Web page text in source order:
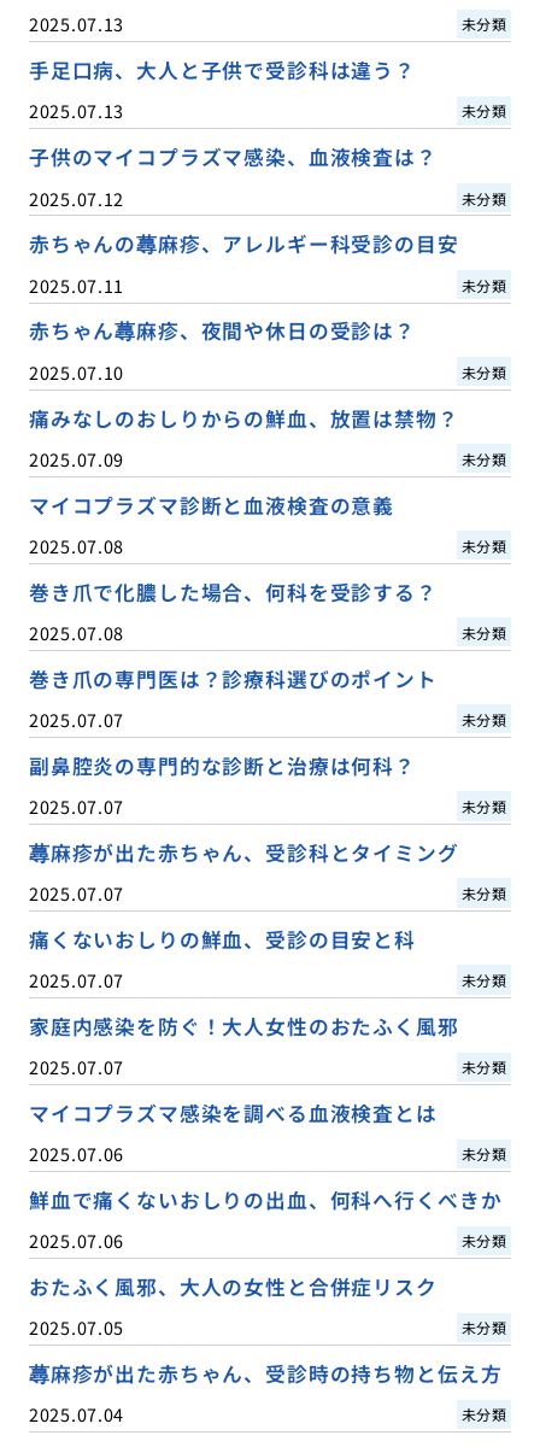
2025.07.13 未分類
手足口病、大人と子供で受診科は違う？
2025.07.13 未分類
子供のマイコプラズマ感染、血液検査は？
2025.07.12 未分類
赤ちゃんの蕁麻疹、アレルギー科受診の目安
2025.07.11 未分類
赤ちゃん蕁麻疹、夜間や休日の受診は？
2025.07.10 未分類
痛みなしのおしりからの鮮血、放置は禁物？
2025.07.09 未分類
マイコプラズマ診断と血液検査の意義
2025.07.08 未分類
巻き爪で化膿した場合、何科を受診する？
2025.07.08 未分類
巻き爪の専門医は？診療科選びのポイント
2025.07.07 未分類
副鼻腔炎の専門的な診断と治療は何科？
2025.07.07 未分類
蕁麻疹が出た赤ちゃん、受診科とタイミング
2025.07.07 未分類
痛くないおしりの鮮血、受診の目安と科
2025.07.07 未分類
家庭内感染を防ぐ！大人女性のおたふく風邪
2025.07.07 未分類
マイコプラズマ感染を調べる血液検査とは
2025.07.06 未分類
鮮血で痛くないおしりの出血、何科へ行くべきか
2025.07.06 未分類
おたふく風邪、大人の女性と合併症リスク
2025.07.05 未分類
蕁麻疹が出た赤ちゃん、受診時の持ち物と伝え方
2025.07.04 未分類